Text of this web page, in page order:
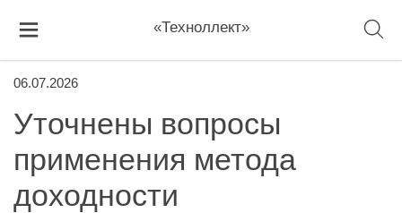
«Техноллект»
06.07.2026
Уточнены вопросы
применения метода
доходности